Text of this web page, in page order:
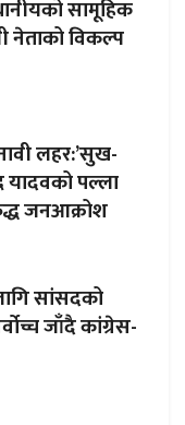
सामूहिक
नेताको विकल्प
लहर:’सुख-
यादवको पल्ला
जनआक्रोश
सांसदको
जाँदै कांग्रेस-